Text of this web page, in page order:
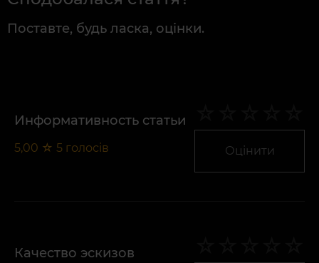
Поставте, будь ласка, оцінки.
Информативность статьи
5,00 ☆ 5 голосів Оцінити
Качество эскизов